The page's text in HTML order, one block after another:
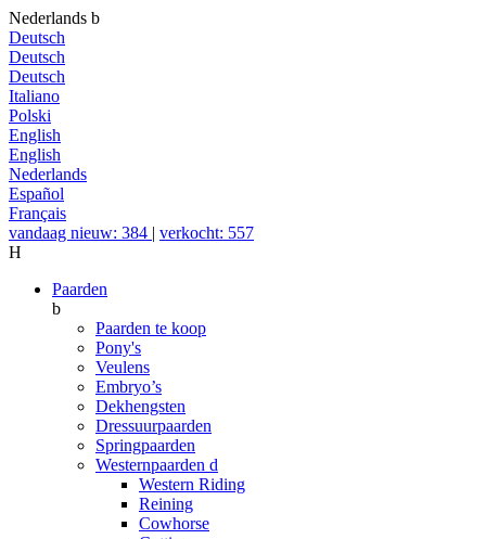
Nederlands b
Deutsch
Deutsch
Deutsch
Italiano
Polski
English
English
Nederlands
Español
Français
vandaag nieuw: 384 | verkocht: 557
H
Paarden
b
Paarden te koop
Pony's
Veulens
Embryo’s
Dekhengsten
Dressuurpaarden
Springpaarden
Westernpaarden d
Western Riding
Reining
Cowhorse